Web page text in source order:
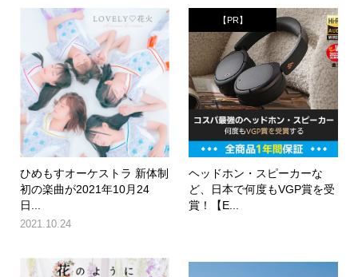
ひめもすオーケストラ 新体制
初の楽曲が2021年10月24
日...
2021.10.24
【PR】
ヘッドホン・スピーカーな
ど、日本で何度もVGP賞を受
賞！【E...